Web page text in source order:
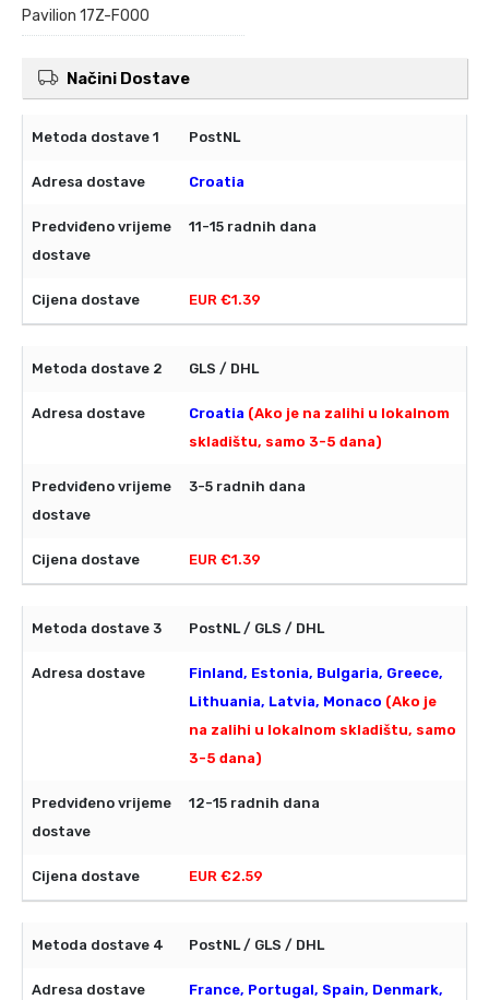
Pavilion 17Z-F000
Načini Dostave
PostNL
Croatia
11-15 radnih dana
EUR €1.39
GLS / DHL
Croatia (Ako je na zalihi u lokalnom
skladištu, samo 3-5 dana)
3-5 radnih dana
EUR €1.39
PostNL / GLS / DHL
Finland, Estonia, Bulgaria, Greece,
Lithuania, Latvia, Monaco (Ako je
na zalihi u lokalnom skladištu, samo
3-5 dana)
12-15 radnih dana
EUR €2.59
PostNL / GLS / DHL
France, Portugal, Spain, Denmark,